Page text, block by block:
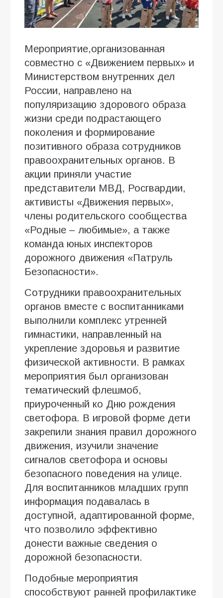
Мероприятие,организованная
совместно с «Движением первых» и
Министерством внутренних дел
России, направлено на
популяризацию здорового образа
жизни среди подрастающего
поколения и формирование
позитивного образа сотрудников
правоохранительных органов. В
акции приняли участие
представители МВД, Росгвардии,
активисты «Движения первых»,
члены родительского сообщества
«Родные – любимые», а также
команда юных инспекторов
дорожного движения «Патруль
Безопасности».
Сотрудники правоохранительных
органов вместе с воспитанниками
выполнили комплекс утренней
гимнастики, направленный на
укрепление здоровья и развитие
физической активности. В рамках
мероприятия был организован
тематический флешмоб,
приуроченный ко Дню рождения
светофора. В игровой форме дети
закрепили знания правил дорожного
движения, изучили значение
сигналов светофора и основы
безопасного поведения на улице.
Для воспитанников младших групп
информация подавалась в
доступной, адаптированной форме,
что позволило эффективно
донести важные сведения о
дорожной безопасности.
Подобные мероприятия
способствуют ранней профилактике